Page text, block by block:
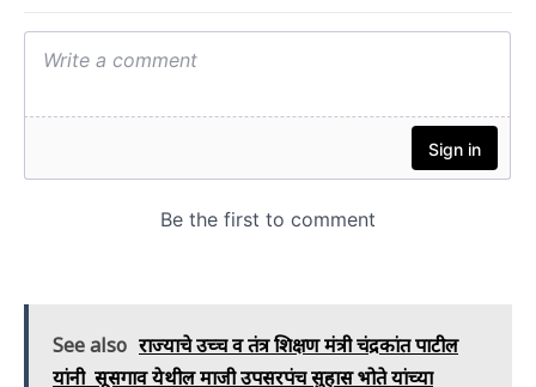
See also राज्याचे उच्च व तंत्र शिक्षण मंत्री चंद्रकांत पाटील
यांनी सूसगाव येथील माजी उपसरपंच सुहास भोते यांच्या